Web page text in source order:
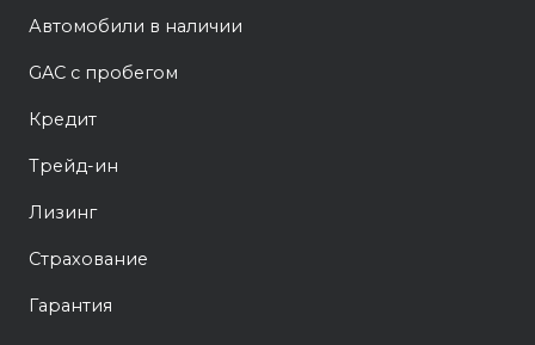
Автомобили в наличии
GAC с пробегом
Кредит
Трейд-ин
Лизинг
Страхование
Гарантия